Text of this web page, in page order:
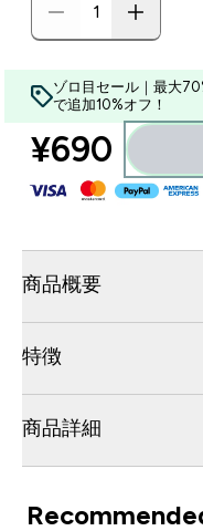
ゾロ目セール｜最大
で追加10%オフ！
¥690‎
商品概要
特徴
商品詳細